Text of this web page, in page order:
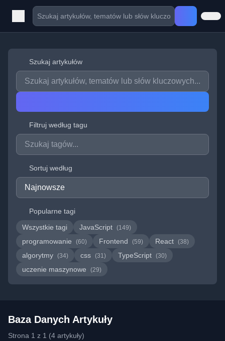
Szukaj artykułów
Filtruj według tagu
Sortuj według
Popularne tagi
Wszystkie tagi
JavaScript (149)
programowanie (60) Frontend (59) React (38)
algorytmy (34) css (31) TypeScript (30)
uczenie maszynowe (29)
Baza Danych Artykuły
Strona 1 z 1 (4 artykuły)